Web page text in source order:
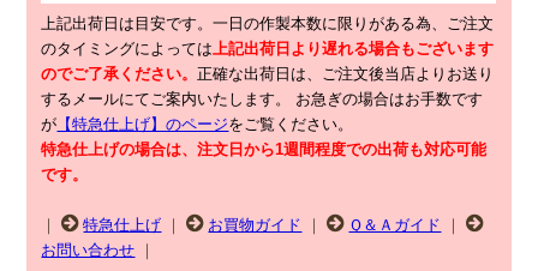
上記出荷日は目安です。一日の作製本数に限りがある為、ご注文
のタイミングによっては 上記出荷日より遅れる場合もございます
のでご了承ください。正確な出荷日は、ご注文後当店よりお送り
するメールにてご案内いたします。 お急ぎの場合はお手数です
が 【特急仕上げ】のページをご覧ください。
特急仕上げの場合は、注文日から1週間程度での出荷も対応可能
です。
｜ 特急仕上げ ｜ お買物ガイド ｜ Ｑ＆Ａガイド ｜
お問い合わせ ｜